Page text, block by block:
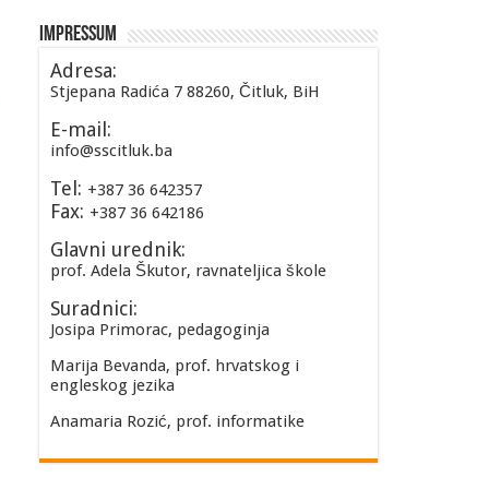
Impressum
Adresa:
Stjepana Radića 7 88260, Čitluk, BiH
E-mail:
info@sscitluk.ba
Tel: +387 36 642357
Fax: +387 36 642186
Glavni urednik:
prof. Adela Škutor, ravnateljica škole
Suradnici:
Josipa Primorac, pedagoginja
Marija Bevanda, prof. hrvatskog i
engleskog jezika
Anamaria Rozić, prof. informatike